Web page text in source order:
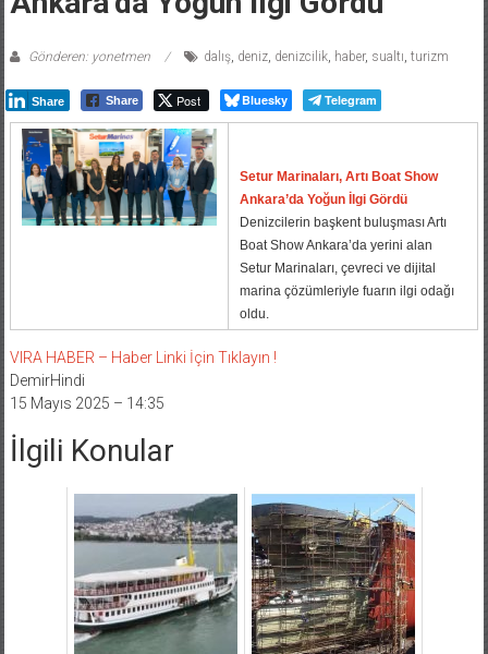
Gönderen: yonetmen dalış, deniz, denizcilik, haber, sualtı turizm
Share Share Post Bluesky Telegram
Setur Marinaları, Artı Boat Show
Ankara’da Yoğun İlgi Gördü
Denizcilerin başkent buluşması Artı
Boat Show Ankara’da yerini alan
Setur Marinaları, çevreci ve dijital
marina çözümleriyle fuarın ilgi odağı
oldu.
VIRA HABER – Haber Linki İçin Tıklayın !
DemirHindi
15 Mayıs 2025 – 14:35
İlgili Konular